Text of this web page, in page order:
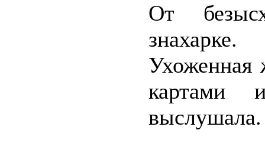
От
Ухоженная
картами
выслушала.